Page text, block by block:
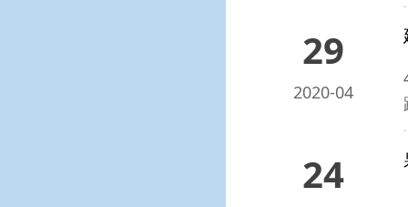
29
2020-04
24